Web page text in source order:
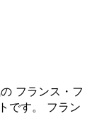
フランス・フ
です。 フラン